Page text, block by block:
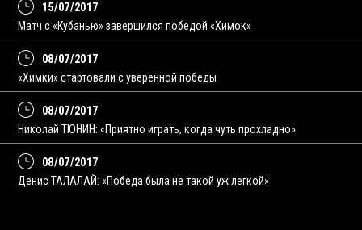
15/07/2017
Матч с «Кубанью» завершился победой «Химок»
08/07/2017
«Химки» стартовали с уверенной победы
08/07/2017
Николай ТЮНИН: «Приятно играть, когда чуть прохладно»
08/07/2017
Денис ТАЛАЛАЙ: «Победа была не такой уж легкой»